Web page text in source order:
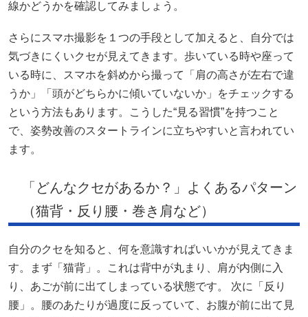
線かどうかを確認してみましょう。
さらにスマホ撮影を１つの手段として加えると、自分では
気づきにくいクセが見えてきます。歩いている時や座って
いる時に、スマホを斜めから撮って「肩の高さが左右で違
うか」「頭がどちらかに傾いていないか」をチェックする
という方法もあります。こうした“見る習慣”を持つこと
で、姿勢改善のスタートラインに立ちやすいと言われてい
ます。
「どんなクセがあるか？」よくあるパターン
（猫背・反り腰・巻き肩など）
自分のクセを知ると、何を意識すればいいかが見えてきま
す。まず「猫背」。これは背中が丸まり、肩が内側に入
り、あごが前に出てしまっている状態です。 次に「反り
腰」。腰のあたりが過度に反っていて、お腹が前に出て見